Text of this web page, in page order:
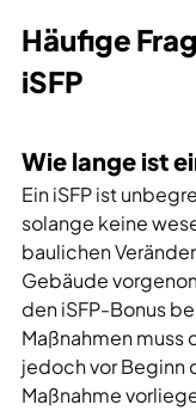
Häufige
iSFP
Wie lange ist
Ein iSFP ist
solange keine
baulichen
Gebäude
den iSFP-Bonus
Maßnahmen muss
jedoch vor Beginn
Maßnahme